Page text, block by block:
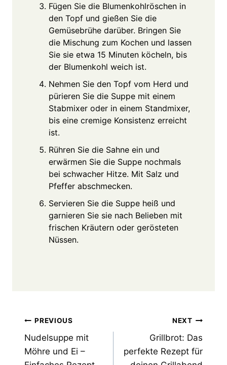
Fügen Sie die Blumenkohlröschen in
den Topf und gießen Sie die
Gemüsebrühe darüber. Bringen Sie
die Mischung zum Kochen und lassen
Sie sie etwa 15 Minuten köcheln, bis
der Blumenkohl weich ist.
Nehmen Sie den Topf vom Herd und
pürieren Sie die Suppe mit einem
Stabmixer oder in einem Standmixer,
bis eine cremige Konsistenz erreicht
ist.
Rühren Sie die Sahne ein und
erwärmen Sie die Suppe nochmals
bei schwacher Hitze. Mit Salz und
Pfeffer abschmecken.
Servieren Sie die Suppe heiß und
garnieren Sie sie nach Belieben mit
frischen Kräutern oder gerösteten
Nüssen.
Post
navigation
PREVIOUS
Nudelsuppe mit
Möhre und Ei –
NEXT
Grillbrot: Das
perfekte Rezept für